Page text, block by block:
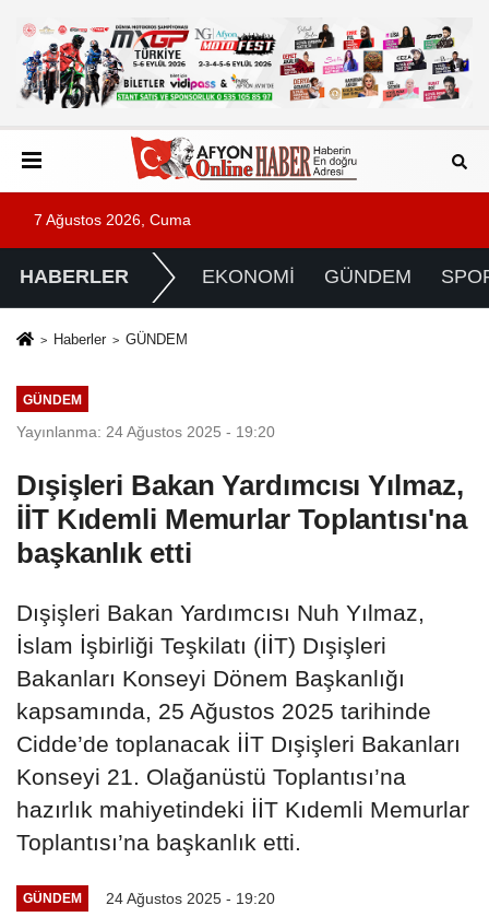
7 Ağustos 2026, Cuma
HABERLER EKONOMİ GÜNDEM
Haberler GÜNDEM
GÜNDEM
Yayınlanma: 24 Ağustos 2025 - 19:20
Dışişleri Bakan Yardımcısı Yılmaz,
İİT Kıdemli Memurlar Toplantısı'na
başkanlık etti
Dışişleri Bakan Yardımcısı Nuh Yılmaz,
İslam İşbirliği Teşkilatı (İİT) Dışişleri
Bakanları Konseyi Dönem Başkanlığı
kapsamında, 25 Ağustos 2025 tarihinde
Cidde’de toplanacak İİT Dışişleri Bakanları
Konseyi 21. Olağanüstü Toplantısı’na
hazırlık mahiyetindeki İİT Kıdemli Memurlar
Toplantısı’na başkanlık etti.
GÜNDEM 24 Ağustos 2025 - 19:20